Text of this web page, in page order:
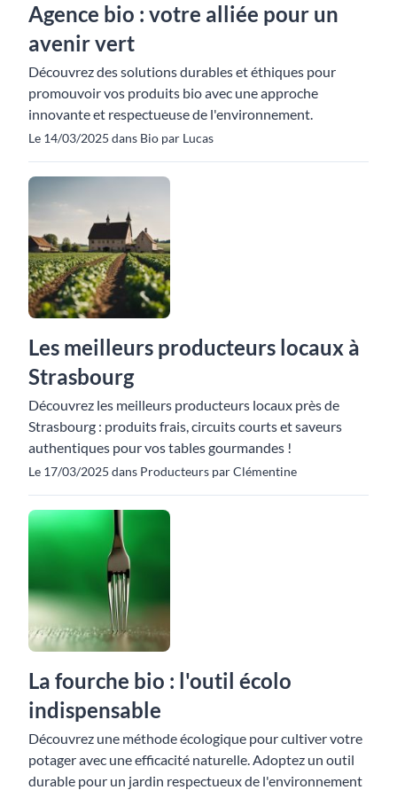
Agence bio : votre alliée pour un
avenir vert
Découvrez des solutions durables et éthiques pour
promouvoir vos produits bio avec une approche
innovante et respectueuse de l'environnement.
Le 14/03/2025 dans Bio par Lucas
Les meilleurs producteurs locaux à
Strasbourg
Découvrez les meilleurs producteurs locaux près de
Strasbourg : produits frais, circuits courts et saveurs
authentiques pour vos tables gourmandes !
Le 17/03/2025 dans Producteurs par Clémentine
La fourche bio : l'outil écolo
indispensable
Découvrez une méthode écologique pour cultiver votre
potager avec une efficacité naturelle. Adoptez un outil
durable pour un jardin respectueux de l'environnement